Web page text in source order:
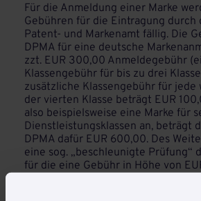
Für die Anmeldung einer Marke
Gebühren für die Eintragung durch
Patent- und Markenamt fällig. Die
DPMA für eine deutsche
zzt. EUR 300,00 Anmeldegebühr
Klassengebühr für bis zu drei
zusätzliche Klassengebühr für jede
der vierten Klasse beträgt EUR
also beispielsweise eine Marke für
Dienstleistungsklassen an, beträgt
DPMA dafür EUR 600,00. Des
eine sog. „beschleunigte Prüfung“
für die eine Gebühr in Höhe von
Jeweils nach Ablauf von zehn